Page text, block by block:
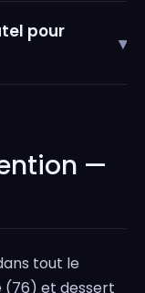
pour
▾
—
tout le
(76) et dessert